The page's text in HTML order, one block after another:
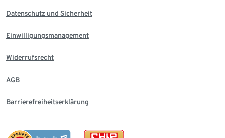
Datenschutz und Sicherheit
Einwilligungsmanagement
Widerrufsrecht
AGB
Barrierefreiheitserklärung